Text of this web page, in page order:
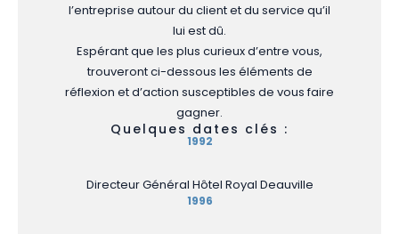
l’entreprise autour du client et du service qu’il
lui est dû.
Espérant que les plus curieux d’entre vous,
trouveront ci-dessous les éléments de
réflexion et d’action susceptibles de vous faire
gagner.
Quelques dates clés :
1992
Directeur Général Hôtel Royal Deauville
1996